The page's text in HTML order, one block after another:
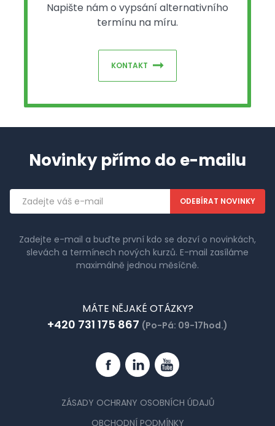
Napište nám o vypsání alternativního
termínu na míru.
KONTAKT
Novinky přímo do e-mailu
Emailová
adresa
Zadejte e-mail a buďte první kdo se dozví o novinkách,
slevách a termínech nových kurzů. E-mail zasíláme
maximálně jednou měsíčně.
MÁTE NĚJAKÉ OTÁZKY?
+420 731 175 867 (Po-Pá: 09-17hod.)
FacebookLinkedinYouTube
ZÁSADY OCHRANY OSOBNÍCH ÚDAJŮ
OBCHODNÍ PODMÍNKY